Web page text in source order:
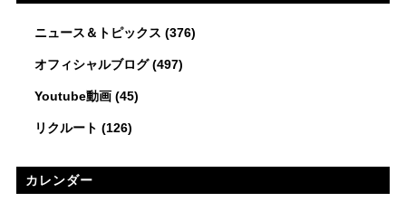
ニュース＆トピックス (376)
オフィシャルブログ(497)
Youtube動画(45)
リクルート (126)
カレンダー